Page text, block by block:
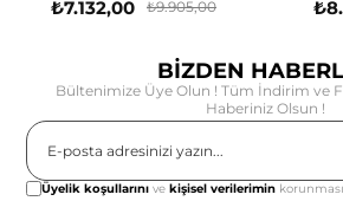
₺7.132,00 ₺9.905,00
BİZDEN
Bültenimize Üye Olun ! Tüm İndirim ve
Haberiniz Olsun !
Üyelik koşullarını vekişisel verilerimin